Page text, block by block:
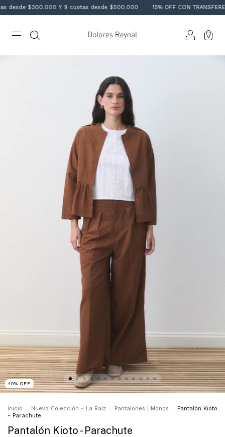
$300.000 Y 9 cuotas desde $500.000 15% OFF CON TRANSFERENCIA
0
40% OFF
Inicio . Nueva Colección - La Raíz . Pantalones | Monos .
Pantalón Kioto
- Parachute
Pantalón Kioto - Parachute